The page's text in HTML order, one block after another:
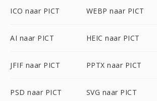
ICO naar PICT WEBP naar PICT
AI naar PICT HEIC naar PICT
JFIF naar PICT PPTX naar PICT
PSD naar PICT SVG naar PICT